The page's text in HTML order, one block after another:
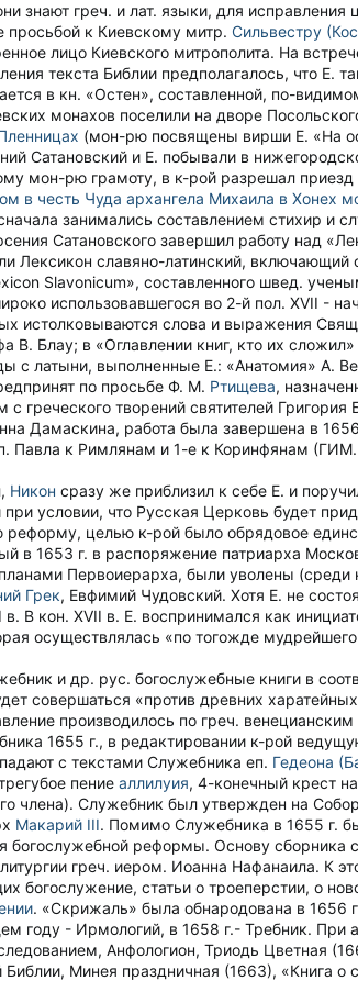
знают греч. и лат. языки, для
просьбой к Киевскому митр. Сильвестру
лицо Киевского митрополита. На
текста Библии предполагалось, что Е.
в кн. «Остен», составленной, по-
монахов поселили на дворе
(мон-рю посвящены вирши Е. «На
Сатановский и Е. побывали в
мон-рю грамоту, в к-рой разрешал
в честь Чуда архангела Михаила в Хонех
занимались составлением стихир и
Сатановского завершил работу над
Лексикон славяно-латинский,
Slavonicum», составленного швед.
использовавшегося во 2-й пол. XVII -
истолковываются слова и выражения
В. Блау; в «Оглавлении книг, кто их
с латыни, выполненные Е.: «Анатомия» А.
по просьбе Ф. М. Ртищева,
греческого творений святителей
Дамаскина, работа была завершена в
Павла к Римлянам и 1-е к Коринфянам
Никон сразу же приблизил к себе Е. и
условии, что Русская Церковь будет
целью к-рой было обрядовое
в 1653 г. в распоряжение патриарха
Первоиерарха, были уволены
Грек, Евфимий Чудовский. Хотя Е. не
В кон. XVII в. Е. воспринимался как
осуществлялась «по тогожде
и др. рус. богослужебные книги в
совершаться «против древних
производилось по греч.
1655 г., в редактировании к-рой
с текстами Служебника еп. Гедеона
пение аллилуия, 4-конечный крест
члена). Служебник был утвержден на
Макарий III. Помимо Служебника в 1655 г.
богослужебной реформы. Основу сборника
греч. иером. Иоанна Нафанаила. К
богослужение, статьи о троеперстии, о
. «Скрижаль» была обнародована в 1656
году - Ирмологий, в 1658 г.- Требник. При
Анфологион, Триодь Цветная
Минея праздничная (1663), «Книга о